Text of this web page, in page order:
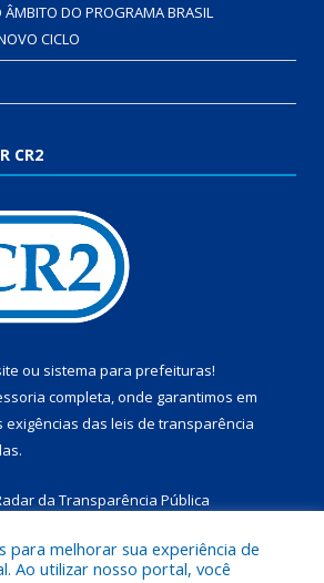
ÂMBITO DO PROGRAMA BRASIL
CICLO
CR2
ou sistema para prefeituras!
completa, onde garantimos em
exigências das leis de transparência
da Transparência Pública
para melhorar sua experiência de
Ao utilizar nosso portal, você